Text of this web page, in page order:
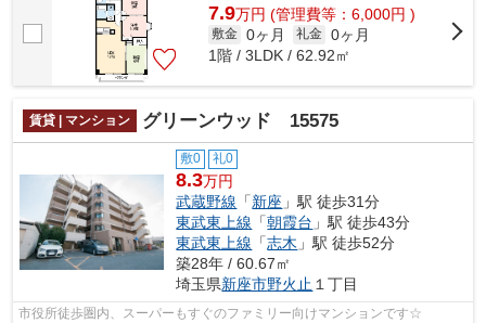
7.9万円 (管理費等：6,000円 )
敷金 0ヶ月 礼金 0ヶ月
1階 / 3LDK / 62.92㎡
賃貸 | マンション グリーンウッド 15575
敷0 礼0
8.3万円
武蔵野線 「新座 」駅 徒歩31分
東武東上線 「朝霞台 」駅 徒歩43分
東武東上線 「志木 」駅 徒歩52分
築28年 / 60.67㎡
埼玉県新座市野火止 １丁目
市役所徒歩圏内、スーパーもすぐのファミリー向けマンションです☆